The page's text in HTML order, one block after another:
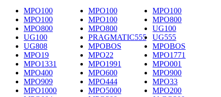
MPO100 MPO100
MPO100
MPO100
MPO100
MPO800
MPO800
MPO800
UG100
UG100
PRAGMATIC555
UG555
UG808
MPOBOS
MPOBOS
MPO19
MPO22
MPO1771
MPO1331
MPO1991
MPO001
MPO400
MPO600
MPO900
MPO909
MPO444
MPO33
MPO1000
MPO5000
MPO200